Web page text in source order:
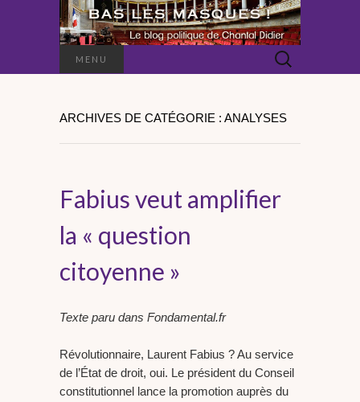
MENU Rechercher :
ARCHIVES DE CATÉGORIE : ANALYSES
Fabius veut amplifier
la « question
citoyenne »
Texte paru dans Fondamental.fr
Révolutionnaire, Laurent Fabius ? Au service
de l’État de droit, oui. Le président du Conseil
constitutionnel lance la promotion auprès du